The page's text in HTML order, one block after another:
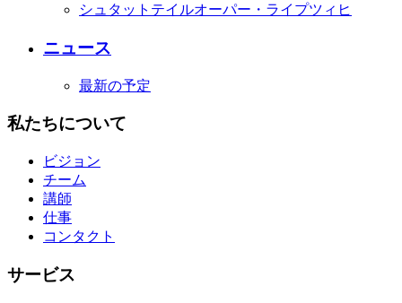
シュタットテイルオーパー・ライプツィヒ
ニュース
最新の予定
私たちについて
ビジョン
チーム
講師
仕事
コンタクト
サービス